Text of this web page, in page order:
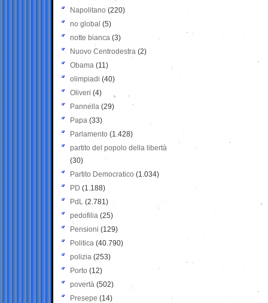
Napolitano (220)
no global (5)
notte bianca (3)
Nuovo Centrodestra (2)
Obama (11)
olimpiadi (40)
Oliveri (4)
Pannella (29)
Papa (33)
Parlamento (1.428)
partito del popolo della libertà
(30)
Partito Democratico (1.034)
PD (1.188)
PdL (2.781)
pedofilia (25)
Pensioni (129)
Politica (40.790)
polizia (253)
Porto (12)
povertà (502)
Presepe (14)